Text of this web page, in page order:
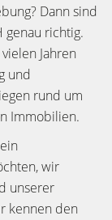
Dann sind
richtig.
Jahren
und
rund um
Immobilien.
wir
unserer
kennen den